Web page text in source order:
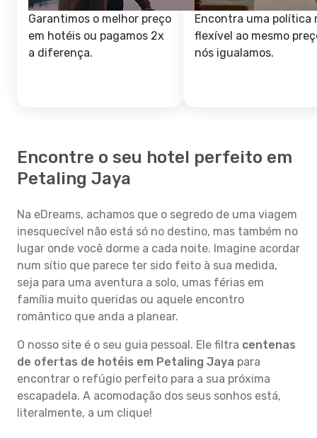
Garantimos o melhor preço
em hotéis ou pagamos 2x
a diferença.
Encontra uma política
flexível ao mesmo
nós igualamos.
Encontre o seu hotel perfeito em
Petaling Jaya
Na eDreams, achamos que o segredo de uma viagem
inesquecível não está só no destino, mas também no
lugar onde você dorme a cada noite. Imagine acordar
num sítio que parece ter sido feito à sua medida,
seja para uma aventura a solo, umas férias em
família muito queridas ou aquele encontro
romântico que anda a planear.
O nosso site é o seu guia pessoal. Ele filtra centenas
de ofertas de hotéis em Petaling Jaya para
encontrar o refúgio perfeito para a sua próxima
escapadela. A acomodação dos seus sonhos está,
literalmente, a um clique!